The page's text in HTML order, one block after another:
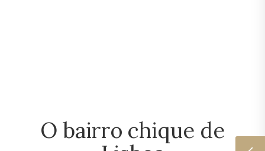
O bairro chique de